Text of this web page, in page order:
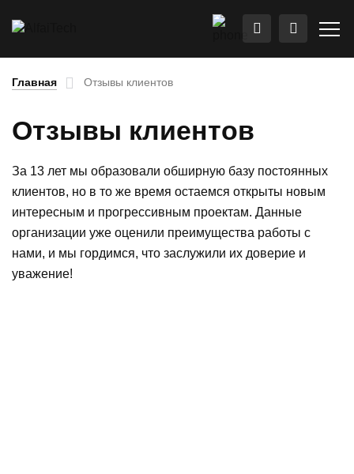
Главная Отзывы клиентов
Отзывы клиентов
За 13 лет мы образовали обширную базу постоянных
клиентов, но в то же время остаемся открыты новым
интересным и прогрессивным проектам. Данные
организации уже оценили преимущества работы с
нами, и мы гордимся, что заслужили их доверие и
уважение!